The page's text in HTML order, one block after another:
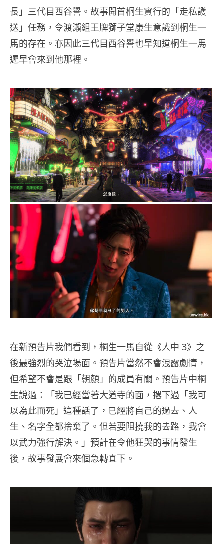
長」三代目西谷譽。故事開首桐生實行的「走私護
送」任務，令渡瀨組王牌獅子堂康生意識到桐生一
馬的存在。亦因此三代目西谷譽也早知道桐生一馬
遲早會來到他那裡。
在新預告片我們看到，桐生一馬自從《人中 3》之
後最強烈的哭泣場面。預告片當然不會洩露劇情，
但希望不會是跟「朝顏」的成員有關。預告片中桐
生說過：「我已經當著大道寺的面，撂下過「我可
以為此而死」這種話了，已經將自己的過去、人
生、名字全都捨棄了。但若要阻撓我的去路，我會
以武力強行解決。」預計在令他狂哭的事情發生
後，故事發展會來個急轉直下。